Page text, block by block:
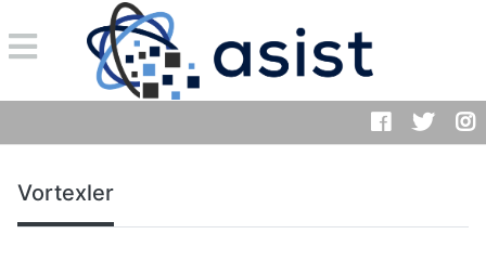
Vortexler